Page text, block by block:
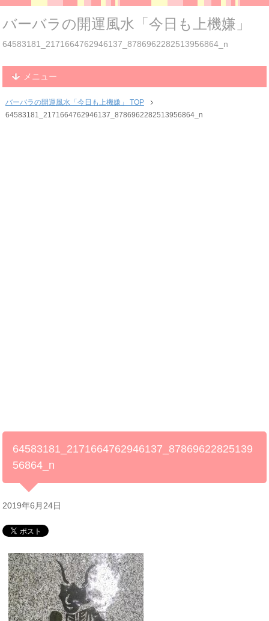
バーバラの開運風水「今日も上機嫌」
64583181_2171664762946137_8786962282513956864_n
メニュー
バーバラの開運風水「今日も上機嫌」 TOP
64583181_2171664762946137_8786962282513956864_n
64583181_2171664762946137_87869622825139
56864_n
2019年6月24日